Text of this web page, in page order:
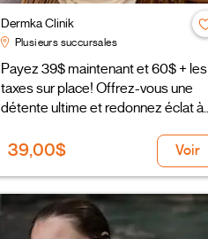
Dermka Clinik
Plusieurs succursales
Payez 39$ maintenant et 60$ + les
taxes sur place! Offrez-vous une
détente ultime et redonnez éclat à
39,00$ Voir